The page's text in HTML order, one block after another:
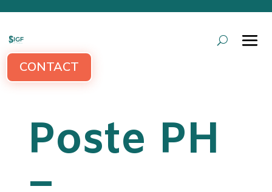
CONTACT
Poste PH